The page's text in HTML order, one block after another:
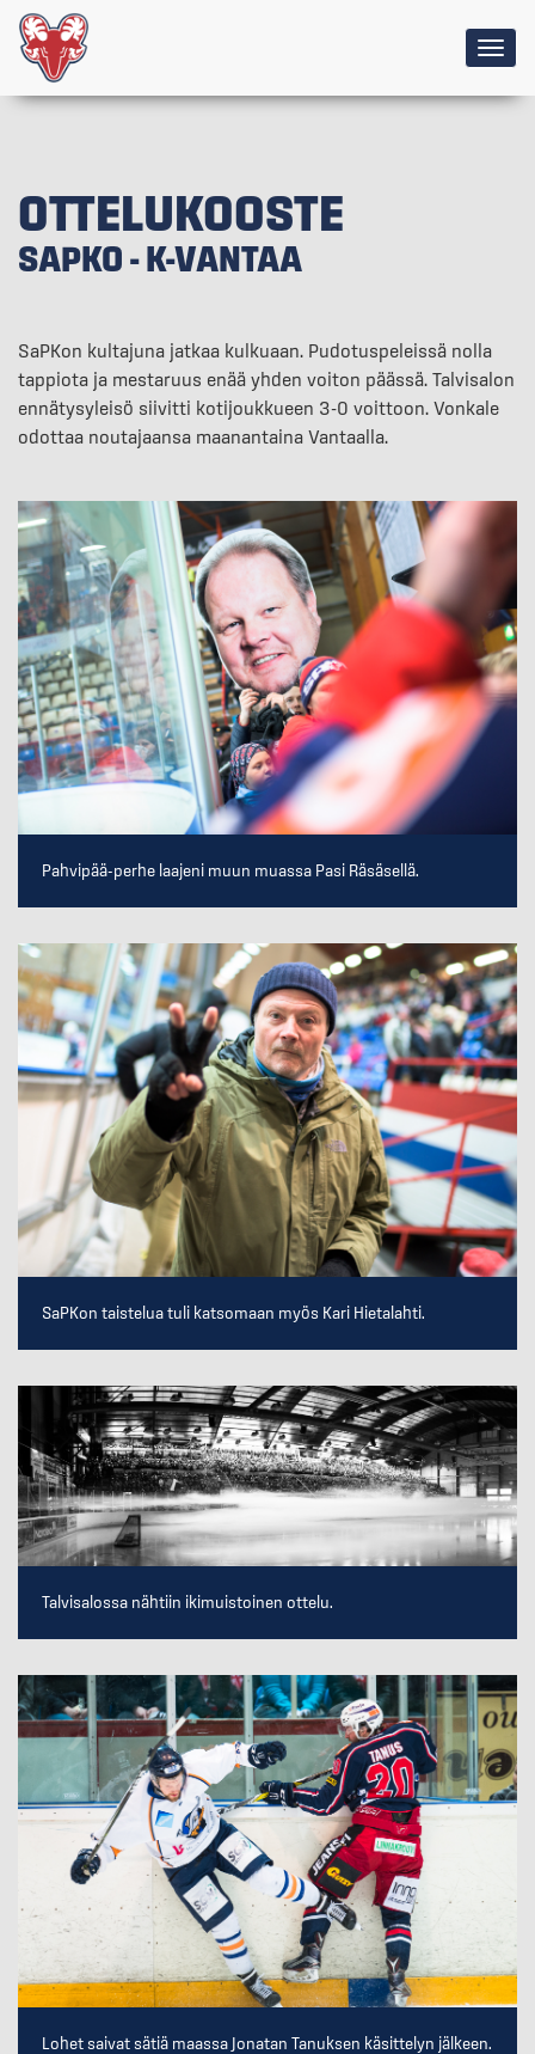
OTTELUKOOSTE
SAPKO - K-VANTAA
SaPKon kultajuna jatkaa kulkuaan. Pudotuspeleissä nolla
tappiota ja mestaruus enää yhden voiton päässä. Talvisalon
ennätysyleisö siivitti kotijoukkueen 3-0 voittoon. Vonkale
odottaa noutajaansa maanantaina Vantaalla.
Pahvipää-perhe laajeni muun muassa Pasi Räsäsellä.
SaPKon taistelua tuli katsomaan myös Kari Hietalahti.
Talvisalossa nähtiin ikimuistoinen ottelu.
Lohet saivat sätiä maassa Jonatan Tanuksen käsittelyn jälkeen.